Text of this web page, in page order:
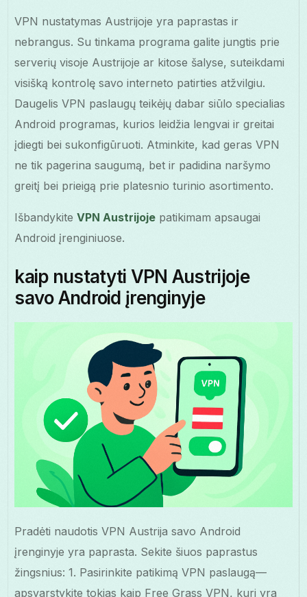
VPN nustatymas Austrijoje yra paprastas ir
nebrangus. Su tinkama programa galite jungtis prie
serverių visoje Austrijoje ar kitose šalyse, suteikdami
visišką kontrolę savo interneto patirties atžvilgiu.
Daugelis VPN paslaugų teikėjų dabar siūlo specialias
Android programas, kurios leidžia lengvai ir greitai
įdiegti bei sukonfigūruoti. Atminkite, kad geras VPN
ne tik pagerina saugumą, bet ir padidina naršymo
greitį bei prieigą prie platesnio turinio asortimento.
IšbandykiteVPN Austrijoje patikimam apsaugai
Android įrenginiuose.
kaip nustatyti VPN Austrijoje
savo Android įrenginyje
Pradėti naudotis VPN Austrija savo Android
įrenginyje yra paprasta. Sekite šiuos paprastus
žingsnius: 1. Pasirinkite patikimą VPN paslaugą—
apsvarstykite tokias kaip Free Grass VPN, kuri yra